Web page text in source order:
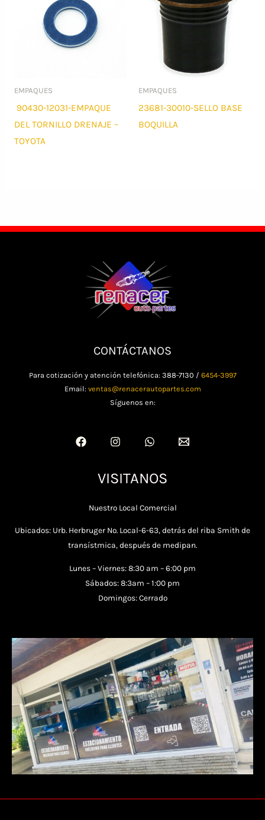
EMPAQUES
90430-12031-EMPAQUE
DEL TORNILLO DRENAJE –
TOYOTA
EMPAQUES
23681-30010-SELLO BASE
BOQUILLA
CONTÁCTANOS
Para cotización y atención telefónica: 388-7130 / 6454-3997
Email: ventas@renacerautopartes.com
Síguenos en:
VISITANOS
Nuestro Local Comercial
Ubicados: Urb. Herbruger No. Local-6-63, detrás del riba Smith de
transístmica, después de medipan.
Lunes – Viernes: 8:30 am – 6:00 pm
Sábados: 8:3am – 1:00 pm
Domingos: Cerrado